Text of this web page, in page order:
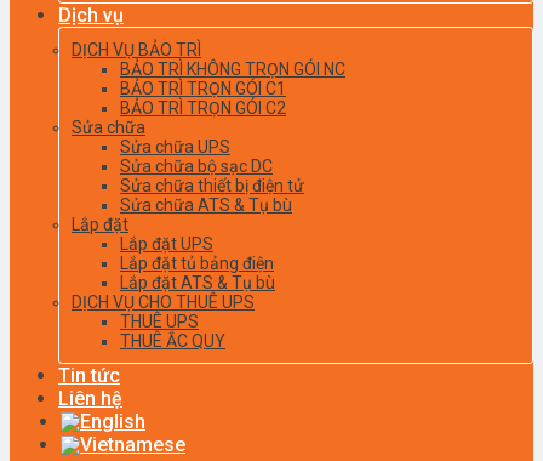
Dịch vụ
DỊCH VỤ BẢO TRÌ
BẢO TRÌ KHÔNG TRỌN GÓI NC
BẢO TRÌ TRỌN GÓI C1
BẢO TRÌ TRỌN GÓI C2
Sửa chữa
Sửa chữa UPS
Sửa chữa bộ sạc DC
Sửa chữa thiết bị điện tử
Sửa chữa ATS & Tụ bù
Lắp đặt
Lắp đặt UPS
Lắp đặt tủ bảng điện
Lắp đặt ATS & Tụ bù
DỊCH VỤ CHO THUÊ UPS
THUÊ UPS
THUÊ ẮC QUY
Tin tức
Liên hệ